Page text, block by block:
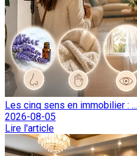
Les cinq sens en immobilier : ...
2026-08-05
Lire l'article